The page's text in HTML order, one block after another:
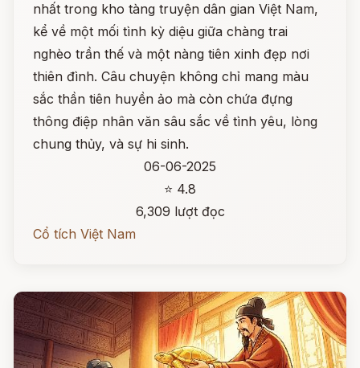
nhất trong kho tàng truyện dân gian Việt Nam,
kể về một mối tình kỳ diệu giữa chàng trai
nghèo trần thế và một nàng tiên xinh đẹp nơi
thiên đình. Câu chuyện không chỉ mang màu
sắc thần tiên huyền ảo mà còn chứa đựng
thông điệp nhân văn sâu sắc về tình yêu, lòng
chung thủy, và sự hi sinh.
06-06-2025
⭐ 4.8
6,309 lượt đọc
Cổ tích Việt Nam